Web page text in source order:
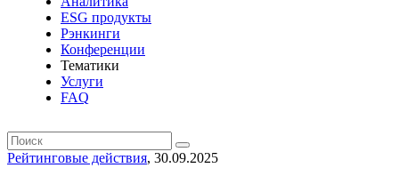
ESG продукты
Рэнкинги
Конференции
Тематики
Услуги
FAQ
Рейтинговые действия, 30.09.2025